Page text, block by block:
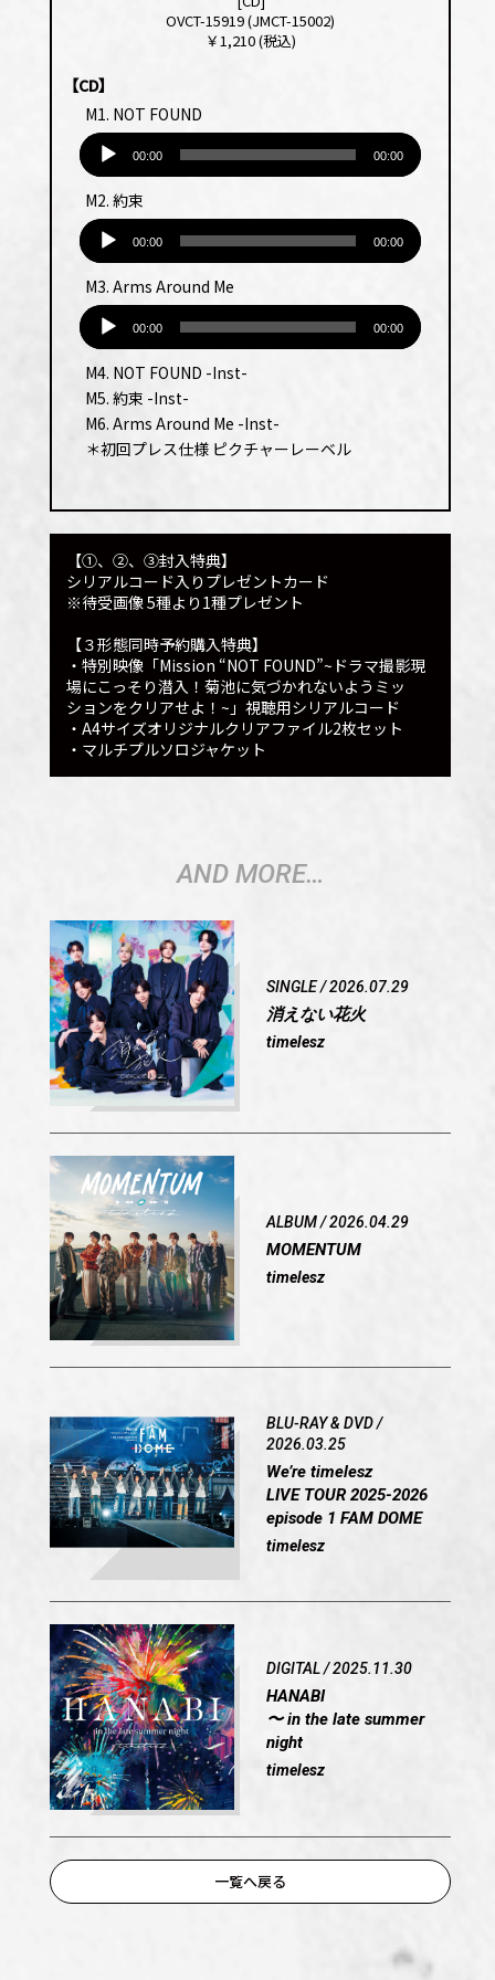
OVCT-15919 (JMCT-15002)
￥1,210 (税込)
【CD】
M1. NOT FOUND
レー
ヤー
00:00 00:00
M2. 約束
レー
ヤー
00:00 00:00
M3. Arms Around Me
レー
ヤー
00:00 00:00
M4. NOT FOUND -Inst-
M5. 約束 -Inst-
M6. Arms Around Me -Inst-
＊初回プレス仕様 ピクチャーレーベル
【①、②、③封入特典】
シリアルコード入りプレゼントカード
※待受画像 5種より1種プレゼント
【３形態同時予約購入特典】
・特別映像「Mission “NOT FOUND”~ドラマ撮影現
場にこっそり潜入！菊池に気づかれないようミッ
ションをクリアせよ！~ 」視聴用シリアルコード
・A4サイズオリジナルクリアファイル2枚セット
・マルチプルソロジャケット
AND MORE…
SINGLE / 2026.07.29
消えない花火
timelesz
ALBUM / 2026.04.29
MOMENTUM
timelesz
BLU-RAY & DVD /
2026.03.25
We’re timelesz
LIVE TOUR 2025-2026
episode 1 FAM DOME
timelesz
DIGITAL / 2025.11.30
HANABI
〜 in the late summer
night
timelesz
一覧へ戻る